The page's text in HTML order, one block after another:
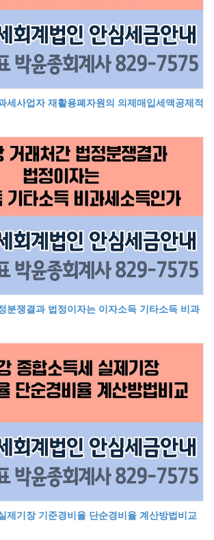
세사업자 재활용폐자원의 의제매입세액공제적
분쟁결과 법정이자는 이자소득 기타소득 비과
제기장 기준경비율 단순경비율 계산방법비교